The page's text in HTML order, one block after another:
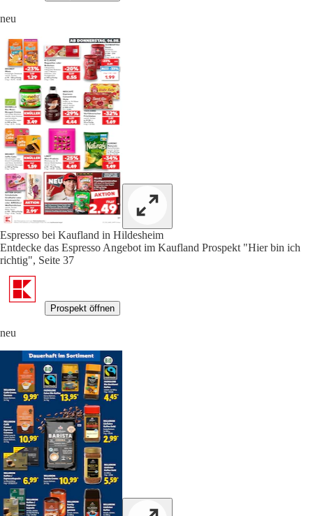
neu
Espresso bei Kaufland in Hildesheim
Entdecke das Espresso Angebot im Kaufland Prospekt "Hier bin ich
richtig", Seite 37
Prospekt öffnen
neu